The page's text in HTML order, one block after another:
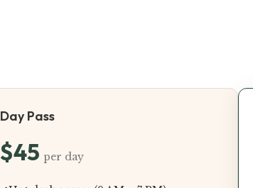
Day Pass
$45 per day